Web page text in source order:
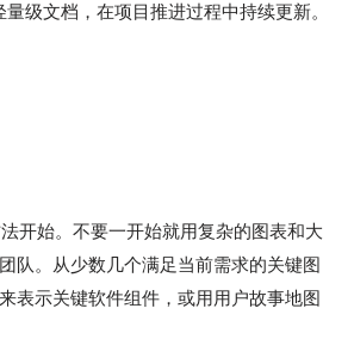
级文档，在项目推进过程中持续更新。
开始。不要一开始就用复杂的图表和大
队。从少数几个满足当前需求的关键图
表示关键软件组件，或用用户故事地图